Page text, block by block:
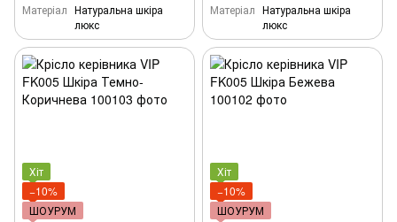
Матеріал Натуральна шкіра
люкс
Матеріал Натуральна шкіра
люкс
Хіт
−10%
ШОУРУМ
Хіт
−10%
ШОУРУМ